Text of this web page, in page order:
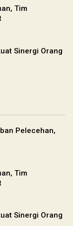
Tim
Sinergi Orang
Pelecehan,
Tim
Sinergi Orang